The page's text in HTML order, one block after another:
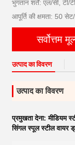
भुगतान शर्तें: एल/सी, टी/
आपूर्ति की क्षमता: 50
सर्वोत्तम
उत्पाद का विवरण
उत्पाद का विवरण
प्रमुखता देना:मीडियम
सिंगल स्पूल स्टील वायर